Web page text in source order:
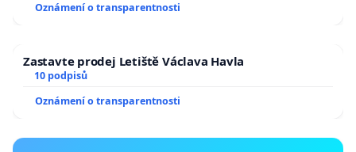
Oznámení o transparentnosti
Zastavte prodej Letiště Václava Havla
10 podpisů
Oznámení o transparentnosti